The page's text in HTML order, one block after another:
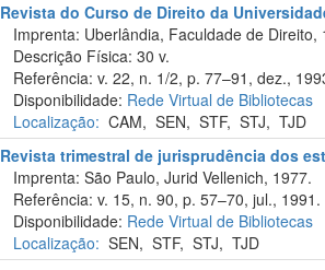
Revista do Curso de Direito da
Imprenta: Uberlândia, Faculdade de Direito,
Descrição Física: 30 v.
Referência: v. 22, n. 1/2, p. 77–91, dez.,
Disponibilidade: Rede Virtual de Bibliotecas
Localização: CAM,SEN,STF,STJ,TJD
Revista trimestral de jurisprudência dos
Imprenta: São Paulo, Jurid Vellenich, 1977.
Referência: v. 15, n. 90, p. 57–70, jul., 1991.
Disponibilidade: Rede Virtual de Bibliotecas
Localização: SEN,STF,STJ,TJD